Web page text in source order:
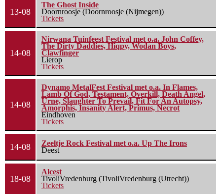
13-08
The Ghost Inside
Doornroosje (Doornroosje (Nijmegen))
Tickets
14-08
Nirwana Tuinfeest Festival met o.a. John Coffey,
The Dirty Daddies, Hiqpy, Wodan Boys,
Clawfinger
Lierop
Tickets
14-08
Dynamo MetalFest Festival met o.a. In Flames,
Lamb Of God, Testament, Overkill, Death Angel,
Urne, Slaughter To Prevail, Fit For An Autopsy,
Amorphis, Insanity Alert, Primus, Necrot
Eindhoven
Tickets
14-08
Zeeltje Rock Festival met o.a. Up The Irons
Deest
18-08
Alcest
TivoliVredenburg (TivoliVredenburg (Utrecht))
Tickets